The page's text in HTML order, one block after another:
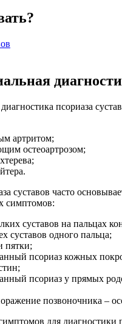
псориаза
артритом;
остеоартрозом;
суставов часто
симптомов:
суставов на пальцах
суставов одного пальца;
пятки;
псориаз кожных
псориаз у прямых
позвоночника –
для диагностики